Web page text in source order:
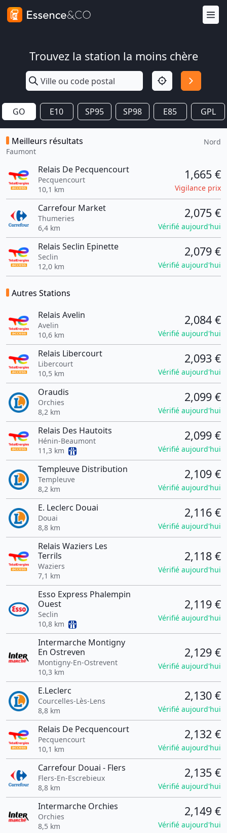
Trouvez la station la moins chère
GO E10 SP95 SP98 E85 GPL
Meilleurs résultats
Faumont
Nord
Relais De Pecquencourt
Pecquencourt
10,1 km
1,665 €
Vigilance prix
Carrefour Market
Thumeries
6,4 km
2,075 €
Vérifié aujourd'hui
Relais Seclin Epinette
Seclin
12,0 km
2,079 €
Vérifié aujourd'hui
Autres Stations
Relais Avelin
Avelin
10,6 km
2,084 €
Vérifié aujourd'hui
Relais Libercourt
Libercourt
10,5 km
2,093 €
Vérifié aujourd'hui
Oraudis
Orchies
8,2 km
2,099 €
Vérifié aujourd'hui
Relais Des Hautoits
Hénin-Beaumont
11,3 km
2,099 €
Vérifié aujourd'hui
Templeuve Distribution
Templeuve
8,2 km
2,109 €
Vérifié aujourd'hui
E. Leclerc Douai
Douai
8,8 km
2,116 €
Vérifié aujourd'hui
Relais Waziers Les
Terrils
Waziers
7,1 km
2,118 €
Vérifié aujourd'hui
Esso Express Phalempin
Ouest
Seclin
10,8 km
2,119 €
Vérifié aujourd'hui
Intermarche Montigny
En Ostreven
Montigny-En-Ostrevent
10,3 km
2,129 €
Vérifié aujourd'hui
E.Leclerc
Courcelles-Lès-Lens
8,8 km
2,130 €
Vérifié aujourd'hui
Relais De Pecquencourt
Pecquencourt
10,1 km
2,132 €
Vérifié aujourd'hui
Carrefour Douai - Flers
Flers-En-Escrebieux
8,8 km
2,135 €
Vérifié aujourd'hui
Intermarche Orchies
Orchies
8,5 km
2,149 €
Vérifié aujourd'hui